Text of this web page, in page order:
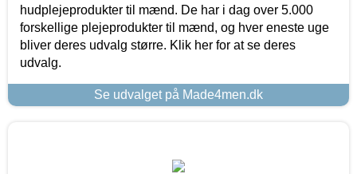
hudplejeprodukter til mænd. De har i dag over 5.000
forskellige plejeprodukter til mænd, og hver eneste uge
bliver deres udvalg større. Klik her for at se deres
udvalg.
Se udvalget på Made4men.dk